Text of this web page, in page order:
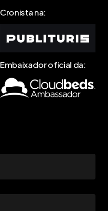
Cronista na:
Embaixador oficial da: